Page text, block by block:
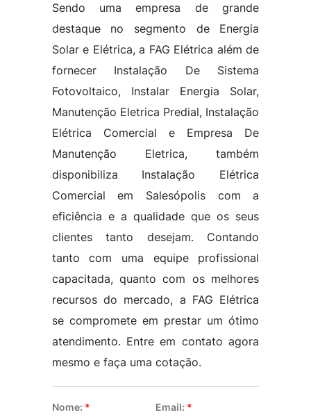
Sendo uma empresa de grande
destaque no segmento de Energia
Solar e Elétrica, a FAG Elétrica além de
fornecer Instalação De Sistema
Fotovoltaico, Instalar Energia Solar,
Manutenção Eletrica Predial, Instalação
Elétrica Comercial e Empresa De
Manutenção Eletrica, também
disponibiliza Instalação Elétrica
Comercial em Salesópolis com a
eficiência e a qualidade que os seus
clientes tanto desejam. Contando
tanto com uma equipe profissional
capacitada, quanto com os melhores
recursos do mercado, a FAG Elétrica
se compromete em prestar um ótimo
atendimento. Entre em contato agora
mesmo e faça uma cotação.
Nome: * Email: *